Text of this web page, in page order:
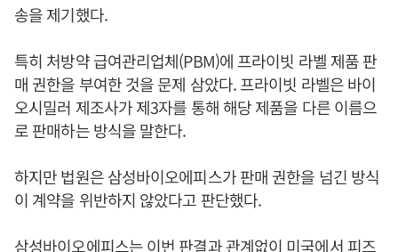
송을 제기했다.
특히 처방약 급여관리업체(PBM)에 프라이빗 라벨 제품 판
매 권한을 부여한 것을 문제 삼았다. 프라이빗 라벨은 바이
오시밀러 제조사가 제3자를 통해 해당 제품을 다른 이름으
로 판매하는 방식을 말한다.
하지만 법원은 삼성바이오에피스가 판매 권한을 넘긴 방식
이 계약을 위반하지 않았다고 판단했다.
삼성바이오에피스는 이번 판결과 관계없이 미국에서 피즈